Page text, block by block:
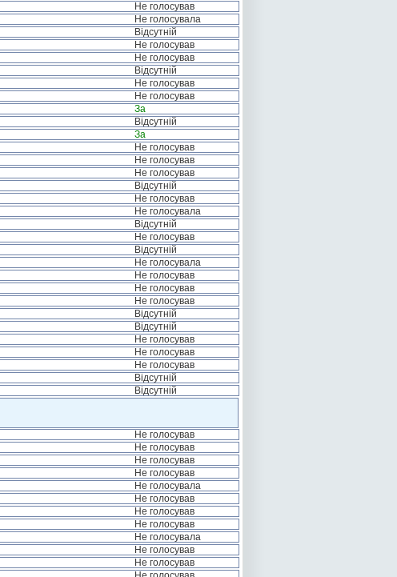
Не голосував
Не голосувала
Відсутній
Не голосував
Не голосував
Відсутній
Не голосував
Не голосував
За
Відсутній
За
Не голосував
Не голосував
Не голосував
Відсутній
Не голосував
Не голосувала
Відсутній
Не голосував
Відсутній
Не голосувала
Не голосував
Не голосував
Не голосував
Відсутній
Відсутній
Не голосував
Не голосував
Не голосував
Відсутній
Відсутній
Не голосував
Не голосував
Не голосував
Не голосував
Не голосувала
Не голосував
Не голосував
Не голосував
Не голосувала
Не голосував
Не голосував